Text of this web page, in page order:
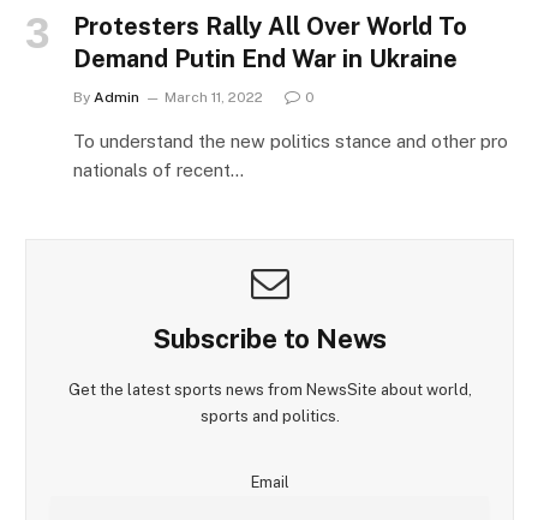
Protesters Rally All Over World To
Demand Putin End War in Ukraine
By Admin March 11, 2022 0
To understand the new politics stance and other pro
nationals of recent…
Subscribe to News
Get the latest sports news from NewsSite about world,
sports and politics.
Email